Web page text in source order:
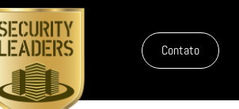
Contato